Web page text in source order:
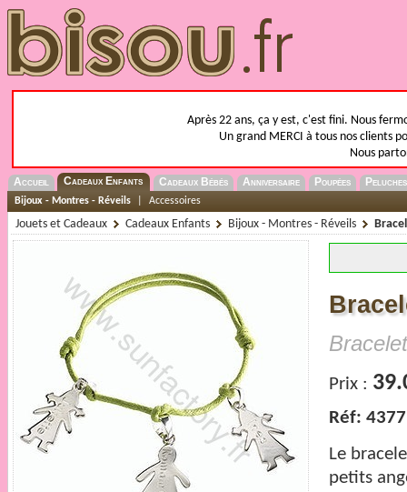
Après 22 ans, ça y est, c'est fini. Nous
Un grand MERCI à tous nos clients
Nous
Accueil Cadeaux Enfants Cadeaux Bébés Anniversaire Poupées Peluches
Bijoux - Montres - Réveils Accessoires
Jouets et Cadeaux Cadeaux Enfants Bijoux - Montres - Réveils
Prix :
Réf: 4377
Le
petits